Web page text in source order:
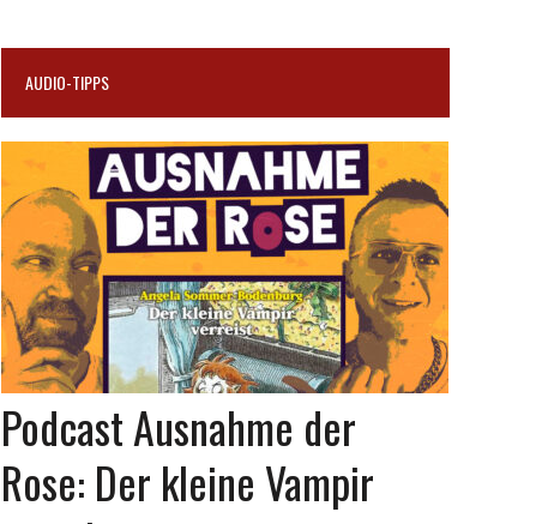
AUDIO-TIPPS
Podcast Ausnahme der
Rose: Der kleine Vampir